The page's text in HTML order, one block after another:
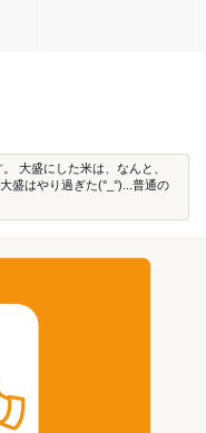
大盛にした米は、なんと、
盛はやり過ぎた(°_°)...普通の